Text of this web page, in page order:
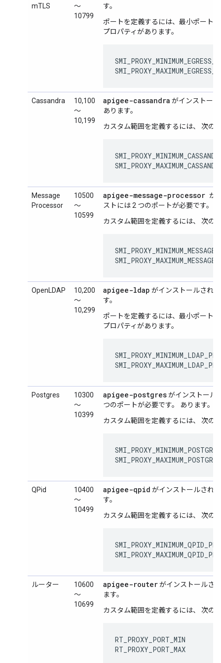
mTLS
～
10799
す。
ポートを定義するには、最小ポート
プロパティがあります。
Cassandra
10,100
～
10,199
apigee-cassandra がインストー
あります。
カスタム範囲を定義するには、 次の
Message
Processor
10500
～
10599
apigee-message-processor が
ストには 2 つのポートが必要です。
カスタム範囲を定義するには、 次の
OpenLDAP
10,200
～
10,299
apigee-ldap がインストールされ
す。
ポートを定義するには、最小ポート
プロパティがあります。
Postgres
10300
～
10399
apigee-postgresがインストール
つのポートが必要です。 あります。
カスタム範囲を定義するには、 次の
QPid
10400
～
10499
apigee-qpid がインストールされ
す。
カスタム範囲を定義するには、 次の
ルーター
10600
～
10699
apigee-routerがインストールさ
ます。
カスタム範囲を定義するには、 次の
RT_PROXY_PORT_MIN
RT_PROXY_PORT_MAX